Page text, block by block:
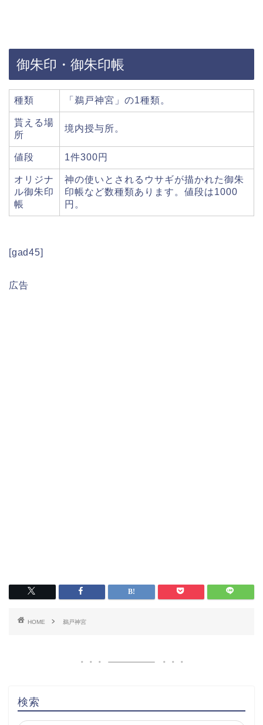
御朱印・御朱印帳
種類 「鵜戸神宮」の1種類。
貰える場
所
境内授与所。
値段 1件300円
オリジナ
ル御朱印
帳
神の使いとされるウサギが描かれた御朱
印帳など数種類あります。値段は1000
円。
[gad45]
広告
HOME 鵜戸神宮
検索